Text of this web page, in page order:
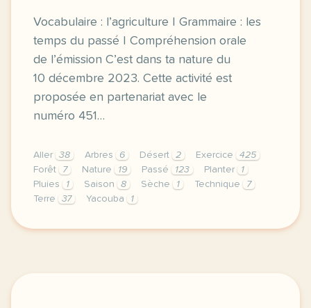
Vocabulaire : l’agriculture | Grammaire : les
temps du passé | Compréhension orale
de l’émission C’est dans ta nature du
10 décembre 2023. Cette activité est
proposée en partenariat avec le
numéro 451…
Aller 38 Arbres 6 Désert 2 Exercice
425
Forêt
7 Nature 19 Passé 123 Planter
1
Pluies
1 Saison 8 Sèche 1 Technique
7
Terre
37 Yacouba 1
exercice b2 une foret dans le desert l histoire de